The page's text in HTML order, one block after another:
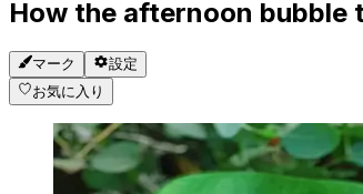
How the afternoon bubble
マーク
設定
お気に入り